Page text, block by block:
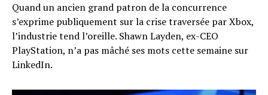
Quand un ancien grand patron de la concurrence
s’exprime publiquement sur la crise traversée par Xbox,
l’industrie tend l’oreille. Shawn Layden, ex-CEO
PlayStation, n’a pas mâché ses mots cette semaine sur
LinkedIn.